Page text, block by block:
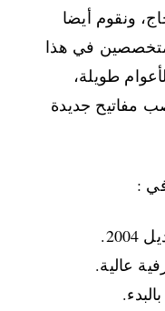
ونقوم أيضا
في هذا
طويلة،
مفاتيح جديدة
:
عالية.